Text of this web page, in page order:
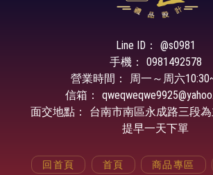
@s0981
0981492578
周一～周六
台南市南區永成路三段
提早一天下單
回首頁 首頁 商品專區